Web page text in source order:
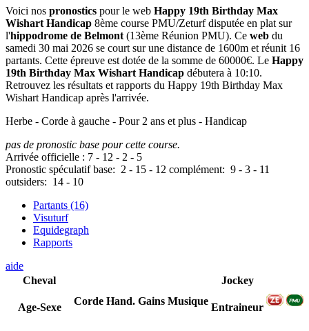
Voici nos pronostics pour le web Happy 19th Birthday Max
Wishart Handicap 8ème course PMU/Zeturf disputée en plat sur
l'hippodrome de Belmont (13ème Réunion PMU). Ce web du
samedi 30 mai 2026 se court sur une distance de 1600m et réunit 16
partants. Cette épreuve est dotée de la somme de 60000€. Le Happy
19th Birthday Max Wishart Handicap débutera à 10:10.
Retrouvez les résultats et rapports du Happy 19th Birthday Max
Wishart Handicap après l'arrivée.
Herbe - Corde à gauche - Pour 2 ans et plus - Handicap
pas de pronostic base pour cette course.
Arrivée officielle : 7 - 12 - 2 - 5
Pronostic spéculatif base: 2 - 15 - 12 complément: 9 - 3 - 11
outsiders: 14 - 10
Partants (16)
Visuturf
Equidegraph
Rapports
aide
Cheval
Age-Sexe
Corde Hand. Gains Musique
Jockey
Entraineur